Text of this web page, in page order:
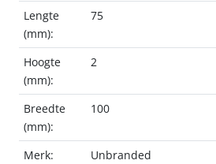
Lengte
(mm):
75
Hoogte
(mm):
2
Breedte
(mm):
100
Merk:
Unbranded